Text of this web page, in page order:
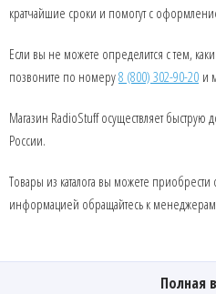
кратчайшие сроки и помогут с
Если вы не можете определится с тем,
позвоните по номеру8 (800) 302-90-20 и
Магазин RadioStuff осуществляет быструю
России.
Товары из каталога вы можете
информацией обращайтесь к менеджерам
Полная